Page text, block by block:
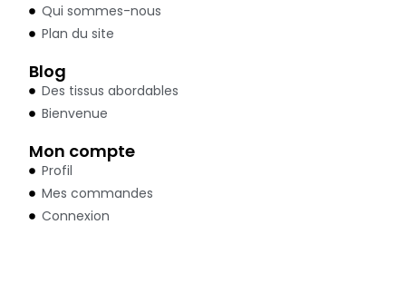
Qui sommes-nous
Plan du site
Blog
Des tissus abordables
Bienvenue
Mon compte
Profil
Mes commandes
Connexion